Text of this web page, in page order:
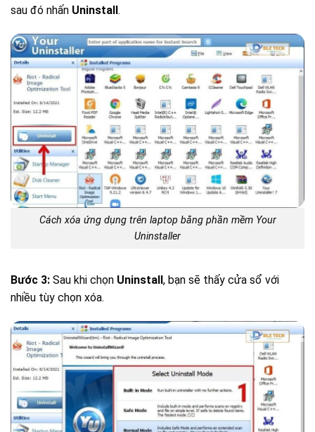
sau đó nhấn Uninstall.
Cách xóa ứng dụng trên laptop bằng phần mềm Your
Uninstaller
Bước 3: Sau khi chọn Uninstall, bạn sẽ thấy cửa sổ với
nhiều tùy chọn xóa.